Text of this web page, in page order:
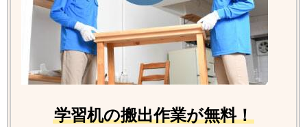
学習机の搬出作業が無料！